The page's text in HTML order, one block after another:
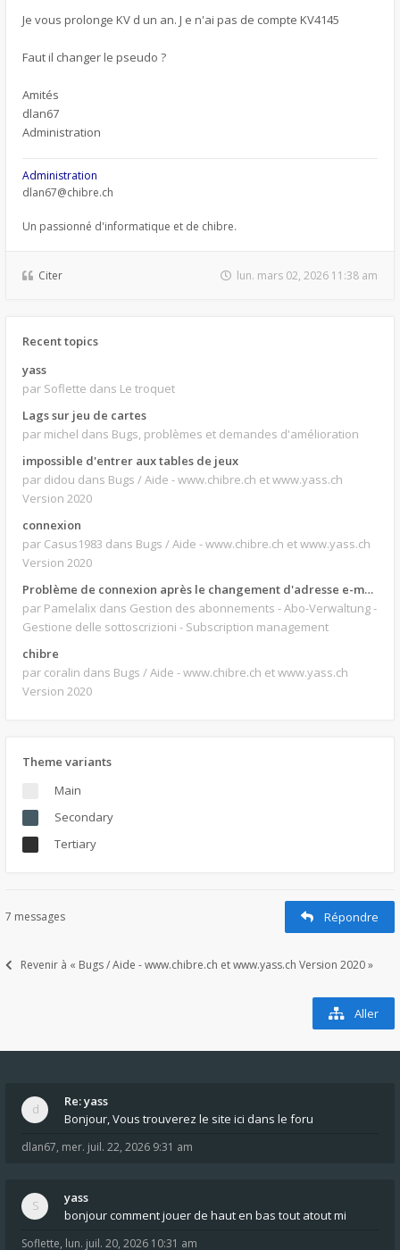
Je vous prolonge KV d un an. J e n'ai pas de compte KV4145
Faut il changer le pseudo ?
Amités
dlan67
Administration
Administration
dlan67@chibre.ch
Un passionné d'informatique et de chibre.
Citer lun. mars 02, 2026 11:38 am
Recent topics
yass
par Soflette dans Le troquet
Lags sur jeu de cartes
par michel dans Bugs, problèmes et demandes d'amélioration
impossible d'entrer aux tables de jeux
par didou dans Bugs / Aide - www.chibre.ch et www.yass.ch
Version 2020
connexion
par Casus1983 dans Bugs / Aide - www.chibre.ch et www.yass.ch
Version 2020
Problème de connexion après le changement d'adresse e-mail.
par Pamelalix dans Gestion des abonnements - Abo-Verwaltung -
Gestione delle sottoscrizioni - Subscription management
chibre
par coralin dans Bugs / Aide - www.chibre.ch et www.yass.ch
Version 2020
Theme variants
Main
Secondary
Tertiary
7 messages Répondre
Revenir à « Bugs / Aide - www.chibre.ch et www.yass.ch Version 2020 »
Aller
Re: yass
Bonjour, Vous trouverez le site ici dans le foru
dlan67, mer. juil. 22, 2026 9:31 am
yass
bonjour comment jouer de haut en bas tout atout mi
Soflette, lun. juil. 20, 2026 10:31 am